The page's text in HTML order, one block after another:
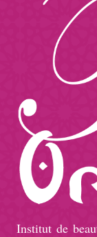
Institut de